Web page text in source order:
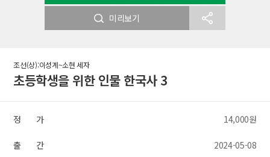
미리보기
조선(상):이성계~소현 세자
초등학생을 위한 인물 한국사 3
정 가 14,000원
출 간 2024-05-08